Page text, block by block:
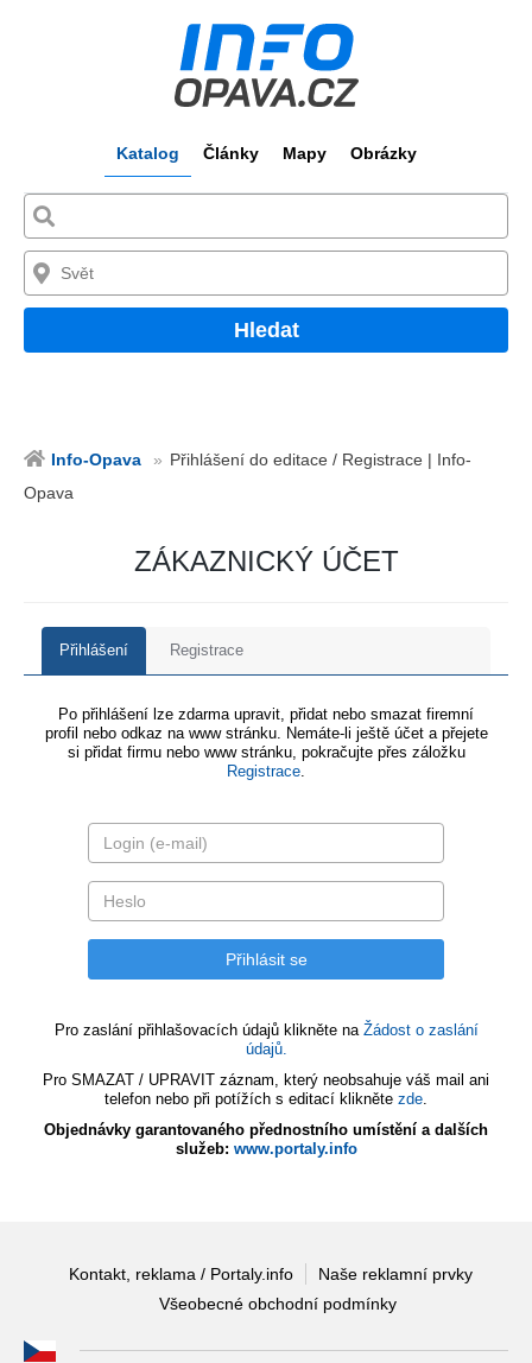
Katalog Články Mapy Obrázky
Hledat
Info-Opava
Přihlášení do editace / Registrace | Info-
Opava
ZÁKAZNICKÝ ÚČET
Přihlášení Registrace
Po přihlášení lze zdarma upravit, přidat nebo smazat firemní
profil nebo odkaz na www stránku. Nemáte-li ještě účet a přejete
si přidat firmu nebo www stránku, pokračujte přes záložku
Registrace.
Pro zaslání přihlašovacích údajů klikněte na Žádost o zaslání
údajů.
Pro SMAZAT / UPRAVIT záznam, který neobsahuje váš mail ani
telefon nebo při potížích s editací klikněte zde.
Objednávky garantovaného přednostního umístění a dalších
služeb: www.portaly.info
Kontakt, reklama / Portaly.info
Naše reklamní prvky
Všeobecné obchodní podmínky